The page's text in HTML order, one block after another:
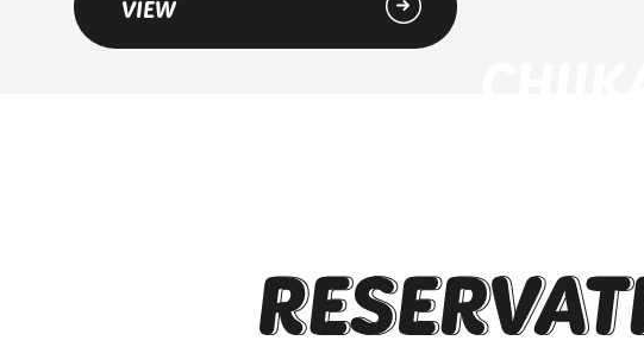
VIEW